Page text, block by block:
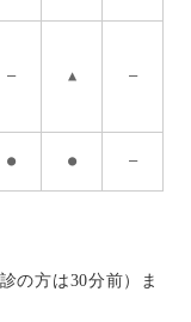
― ▲ ―
● ● ―
の方は30分前）ま